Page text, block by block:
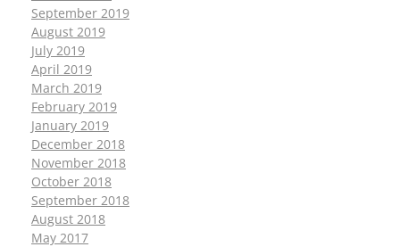
September 2019
August 2019
July 2019
April 2019
March 2019
February 2019
January 2019
December 2018
November 2018
October 2018
September 2018
August 2018
May 2017